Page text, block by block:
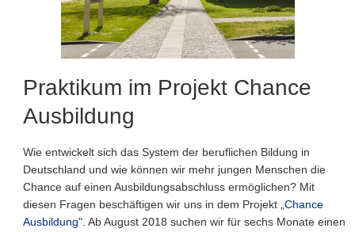
Praktikum im Projekt Chance
Ausbildung
Wie entwickelt sich das System der beruflichen Bildung in
Deutschland und wie können wir mehr jungen Menschen die
Chance auf einen Ausbildungsabschluss ermöglichen? Mit
diesen Fragen beschäftigen wir uns in dem Projekt „Chance
Ausbildung" . Ab August 2018 suchen wir für sechs Monate einen